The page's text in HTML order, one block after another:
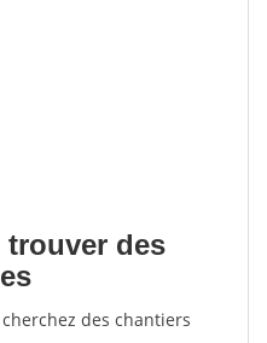
des
des chantiers